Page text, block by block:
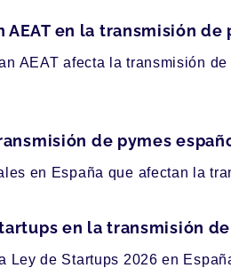
en la transmisión de
AEAT afecta la transmisión
de pymes
en España que afectan la
en la transmisión de
Ley de Startups 2026 en